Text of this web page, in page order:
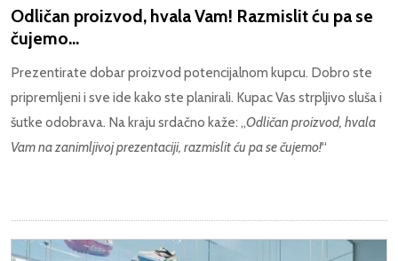
Odličan proizvod, hvala Vam! Razmislit ću pa se
čujemo...
Prezentirate dobar proizvod potencijalnom kupcu. Dobro ste
pripremljeni i sve ide kako ste planirali. Kupac Vas strpljivo sluša i
šutke odobrava. Na kraju srdačno kaže: „Odličan proizvod, hvala
Vam na zanimljivoj prezentaciji, razmislit ću pa se čujemo!“